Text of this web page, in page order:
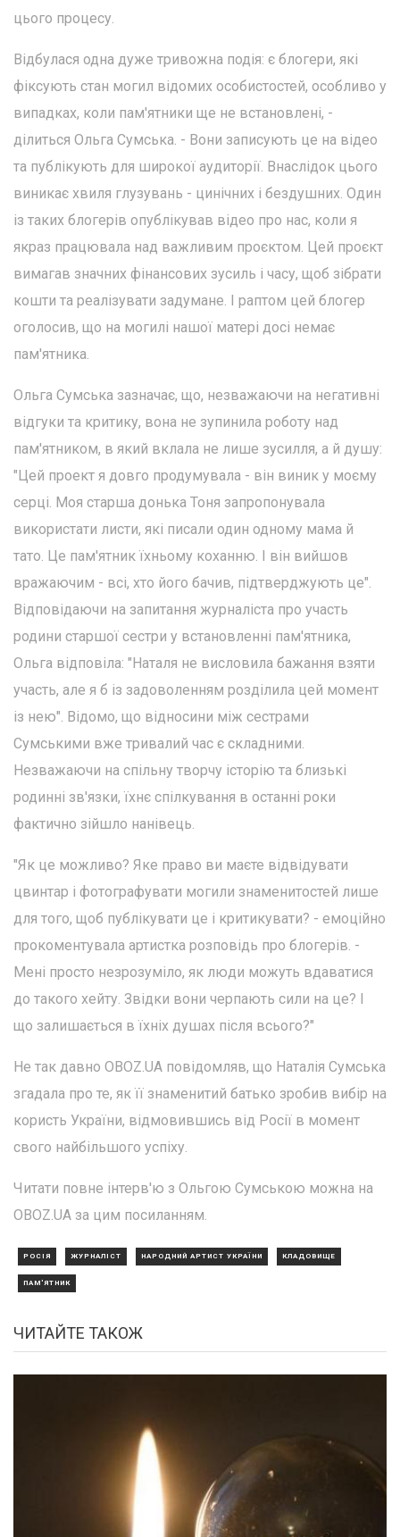
цього процесу.
Відбулася одна дуже тривожна подія: є блогери, які
фіксують стан могил відомих особистостей, особливо у
випадках, коли пам'ятники ще не встановлені, -
ділиться Ольга Сумська. - Вони записують це на відео
та публікують для широкої аудиторії. Внаслідок цього
виникає хвиля глузувань - цинічних і бездушних. Один
із таких блогерів опублікував відео про нас, коли я
якраз працювала над важливим проєктом. Цей проєкт
вимагав значних фінансових зусиль і часу, щоб зібрати
кошти та реалізувати задумане. І раптом цей блогер
оголосив, що на могилі нашої матері досі немає
пам'ятника.
Ольга Сумська зазначає, що, незважаючи на негативні
відгуки та критику, вона не зупинила роботу над
пам'ятником, в який вклала не лише зусилля, а й душу:
"Цей проект я довго продумувала - він виник у моєму
серці. Моя старша донька Тоня запропонувала
використати листи, які писали один одному мама й
тато. Це пам'ятник їхньому коханню. І він вийшов
вражаючим - всі, хто його бачив, підтверджують це".
Відповідаючи на запитання журналіста про участь
родини старшої сестри у встановленні пам'ятника,
Ольга відповіла: "Наталя не висловила бажання взяти
участь, але я б із задоволенням розділила цей момент
із нею". Відомо, що відносини між сестрами
Сумськими вже тривалий час є складними.
Незважаючи на спільну творчу історію та близькі
родинні зв'язки, їхнє спілкування в останні роки
фактично зійшло нанівець.
"Як це можливо? Яке право ви маєте відвідувати
цвинтар і фотографувати могили знаменитостей лише
для того, щоб публікувати це і критикувати? - емоційно
прокоментувала артистка розповідь про блогерів. -
Мені просто незрозуміло, як люди можуть вдаватися
до такого хейту. Звідки вони черпають сили на це? І
що залишається в їхніх душах після всього?"
Не так давно OBOZ.UA повідомляв, що Наталія Сумська
згадала про те, як її знаменитий батько зробив вибір на
користь України, відмовившись від Росії в момент
свого найбільшого успіху.
Читати повне інтерв'ю з Ольгою Сумською можна на
OBOZ.UA за цим посиланням.
РОСІЯ ЖУРНАЛІСТ НАРОДНИЙ АРТИСТ УКРАЇНИ КЛАДОВИЩЕ
ПАМ'ЯТНИК
ЧИТАЙТЕ ТАКОЖ